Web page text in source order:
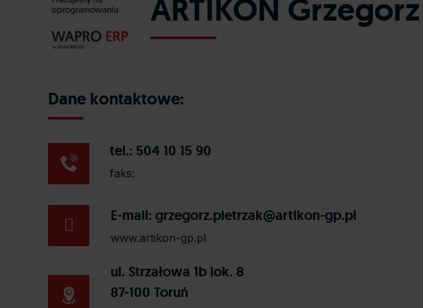
ARTIKON
Dane kontaktowe:
tel.: 504 10 15 90
faks:
E-mail: grzegorz.pietrzak@artikon-gp.pl
www.artikon-gp.pl
ul. Strzałowa 1b lok. 8
87-100 Toruń